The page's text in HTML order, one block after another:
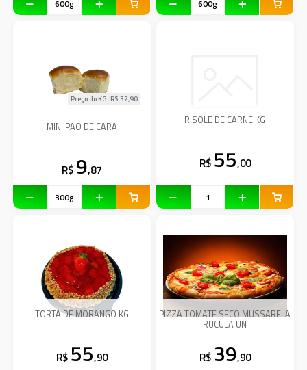
MINI PAO DE CARA
Preço do KG: R$ 32,90
R$ 9,87
RISOLE DE CARNE KG
R$ 55,00
TORTA DE MORANGO KG
R$ 55,90
PIZZA TOMATE SECO MUSSARELA
RUCULA UN
R$ 39,90